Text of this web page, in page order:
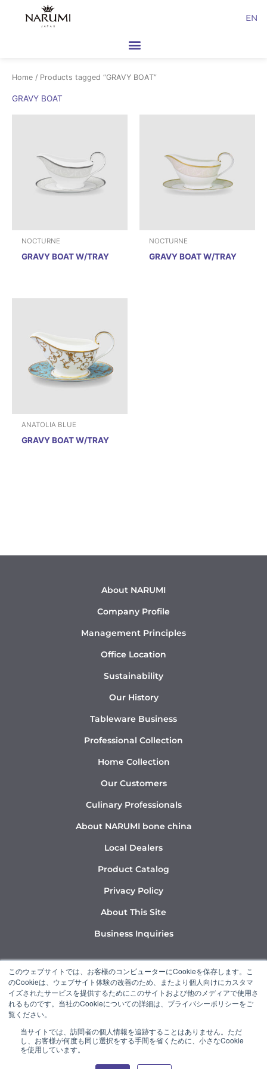
このウェブサイトでは、お客様のコンピューターにCookieを保存します。こ
のCookieは、ウェブサイト体験の改善のため、またより個人向けにカスタマ
イズされたサービスを提供するためにこのサイトおよび他のメディアで使用さ
れるものです。当社のCookieについての詳細は、プライバシーポリシーをご
覧ください。
当サイトでは、訪問者の個人情報を追跡することはありません。ただ
し、お客様が何度も同じ選択をする手間を省くために、小さなCookie
を使用しています。
EN
Home / Products tagged “GRAVY BOAT”
GRAVY BOAT
NOCTURNE
GRAVY BOAT W/TRAY
NOCTURNE
GRAVY BOAT W/TRAY
ANATOLIA BLUE
GRAVY BOAT W/TRAY
About NARUMI
Company Profile
Management Principles
Office Location
Sustainability
Our History
Tableware Business
Professional Collection
Home Collection
Our Customers
Culinary Professionals
About NARUMI bone china
Local Dealers
Product Catalog
Privacy Policy
About This Site
Business Inquiries
Y
o
u
t
b
I
n
s
t
g
L
i
n
k
d
“NARUMI” is a member of the Ishizuka Glass Group.